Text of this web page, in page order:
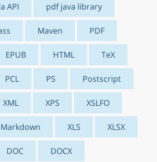
API pdf java library
Maven PDF
EPUB HTML TeX
PCL PS Postscript
XML XPS XSLFO
Markdown XLS XLSX
DOC DOCX